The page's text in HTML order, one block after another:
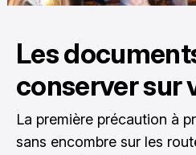
Les
conserver sur
La première précaution à
sans encombre sur les